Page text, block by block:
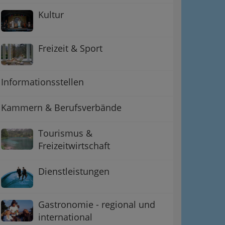
Kultur
Freizeit & Sport
Informationsstellen
Kammern & Berufsverbände
Tourismus &
Freizeitwirtschaft
Dienstleistungen
Gastronomie - regional und
international